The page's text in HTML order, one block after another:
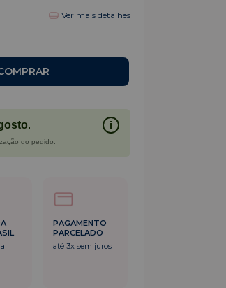
Ver mais detalhes
. i
do pedido.
PAGAMENTO
PARCELADO
até 3x sem juros